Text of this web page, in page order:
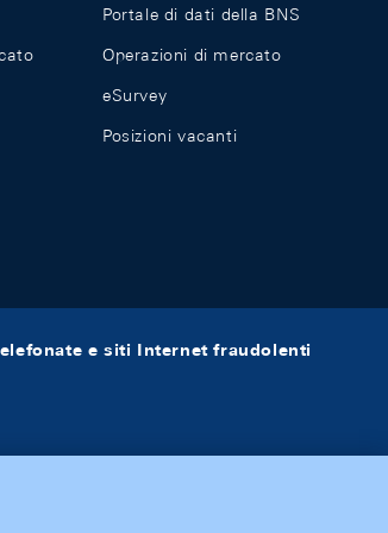
Portale di dati della BNS
Operazioni di mercato
eSurvey
Posizioni vacanti
e siti Internet fraudolenti